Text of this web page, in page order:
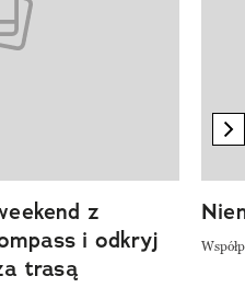
z
i odkryj
trasą